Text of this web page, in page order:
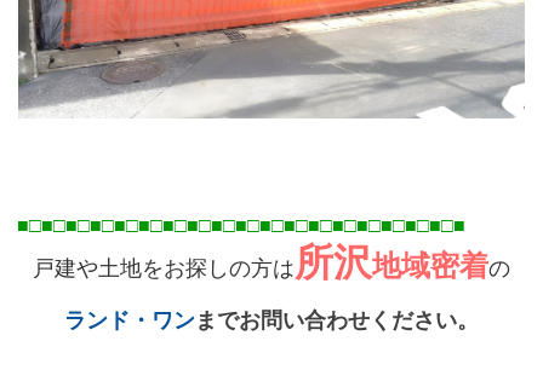
■□■□■□■□■□■□■□■□■□■□■□■□■□■□■□■□■□■□■
戸建や土地をお探しの方は 所沢地域密着の
ランド・ワンまでお問い合わせください。